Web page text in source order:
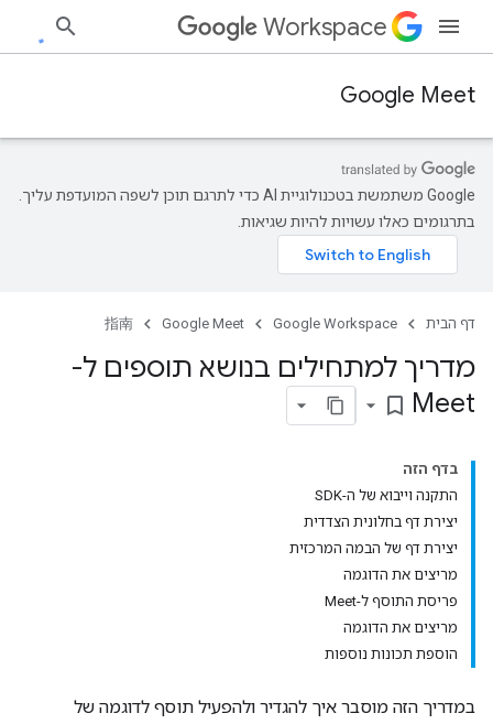
Workspace
Google Meet
‫Google משתמשת בטכנולוגיית AI כדי לתרגם תוכן לשפה המועדפת עליך.
בתרגומים כאלו עשויות להיות שגיאות.
דף הבית Google Workspace
Google Meet
指南
מדריך למתחילים בנושא תוספים ל-
Meet
bookmark_border
בדף הזה
התקנה וייבוא של ה-SDK
יצירת דף בחלונית הצדדית
יצירת דף של הבמה המרכזית
מריצים את הדוגמה
פריסת התוסף ל-Meet
מריצים את הדוגמה
הוספת תכונות נוספות
במדריך הזה מוסבר איך להגדיר ולהפעיל תוסף לדוגמה של